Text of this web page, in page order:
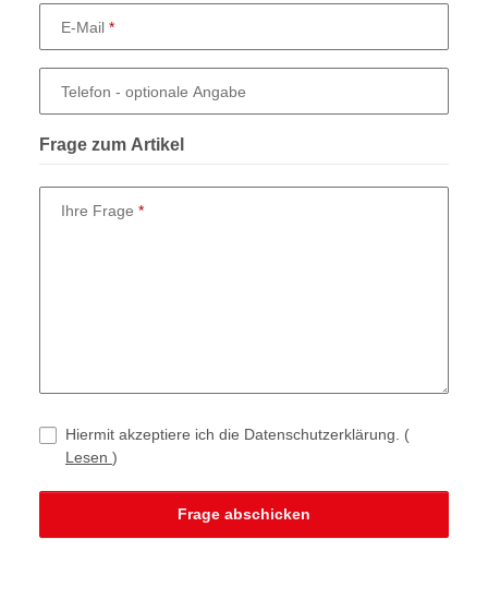
E-Mail
Telefon - optionale Angabe
Frage zum Artikel
Ihre Frage
Hiermit akzeptiere ich die Datenschutzerklärung. (
Lesen )
Frage abschicken